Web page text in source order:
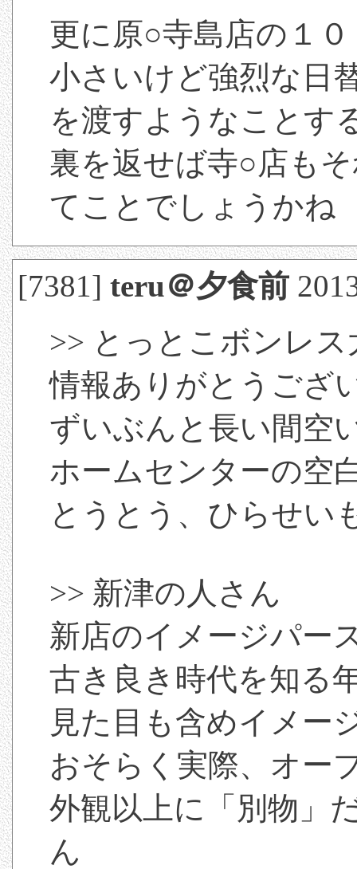
更に原○寺島店の１
小さいけど強烈な日
を渡すようなことす
裏を返せば寺○店も
てことでしょうかね
[7381]teru＠夕食前
>> とっとこボンレ
情報ありがとうござ
ずいぶんと長い間空
ホームセンターの空
とうとう、ひらせい
>> 新津の人さん
新店のイメージパー
古き良き時代を知る
見た目も含めイメ
おそらく実際、オー
外観以上に「別物」
ん